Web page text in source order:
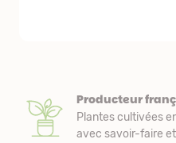
Producteur
Plantes cultivées
avec savoir-faire